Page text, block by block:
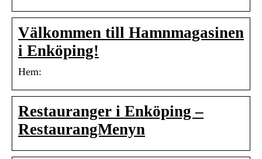
Välkommen till Hamnmagasinen
i Enköping!
Hem:
Restauranger i Enköping –
RestaurangMenyn